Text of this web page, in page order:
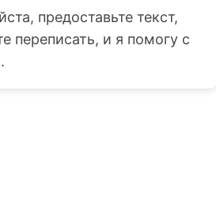
предоставьте текст,
переписать, и я помогу с